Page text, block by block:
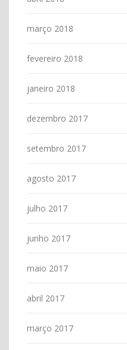
março 2018
fevereiro 2018
janeiro 2018
dezembro 2017
setembro 2017
agosto 2017
julho 2017
junho 2017
maio 2017
abril 2017
março 2017